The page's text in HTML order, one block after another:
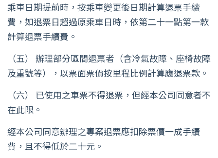
乘車日期提前時，按乘車變更後日期計算退票手續
費，如退票日超過原乘車日時，依第二十一點第一款
計算退票手續費。
（五） 辦理部分區間退票者（含冷氣故障、座椅故障
及重號等），以票面票價按里程比例計算應退票款。
（六） 已使用之車票不得退票，但經本公司同意者不
在此限。
經本公司同意辦理之專案退票應扣除票價一成手續
費，且不得低於二十元。